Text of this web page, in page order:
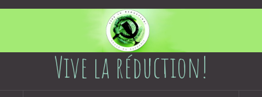
Vive la réduction!